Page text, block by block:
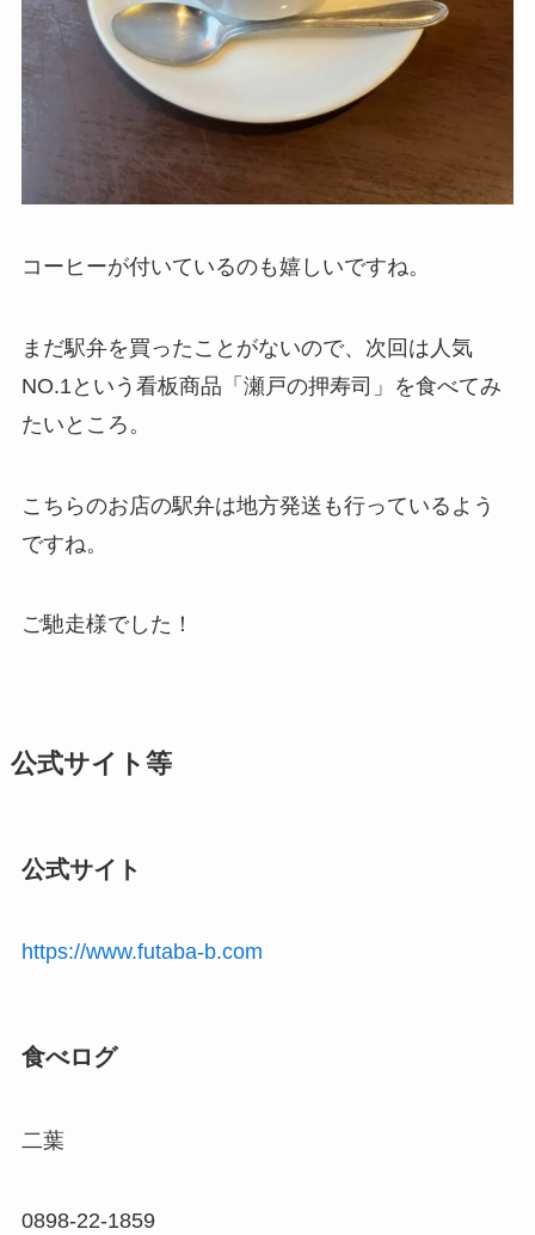
コーヒーが付いているのも嬉しいですね。
まだ駅弁を買ったことがないので、次回は人気
NO.1という看板商品「瀬戸の押寿司」を食べてみ
たいところ。
こちらのお店の駅弁は地方発送も行っているよう
ですね。
ご馳走様でした！
公式サイト等
公式サイト
https://www.futaba-b.com
食べログ
二葉
0898-22-1859